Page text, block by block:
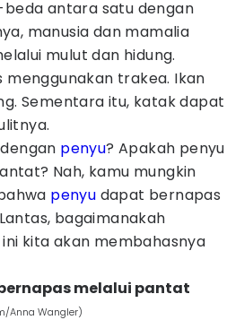
antara satu dengan
manusia dan mamalia
mulut dan hidung.
menggunakan trakea. Ikan
Sementara itu, katak dapat
penyu? Apakah penyu
Nah, kamu mungkin
penyu dapat bernapas
bagaimanakah
kita akan membahasnya
melalui pantat
Anna Wangler)